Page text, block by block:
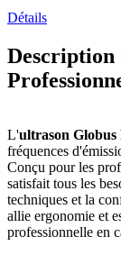
Détails
Description
L'ultrason Globus
fréquences
Conçu pour les
satisfait tous les
techniques et la
allie ergonomie et
professionnelle en